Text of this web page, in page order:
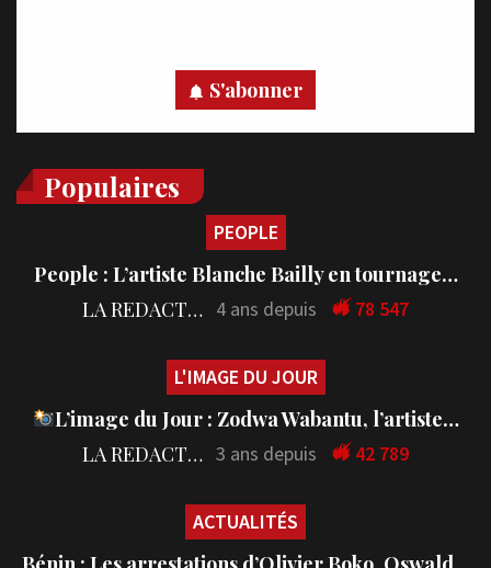
S'abonner
Populaires
PEOPLE
People : L’artiste Blanche Bailly en tournage…
LA REDACTION 4 ans depuis 78 547
L'IMAGE DU JOUR
L’image du Jour : Zodwa Wabantu, l’artiste…
LA REDACTION 3 ans depuis 42 789
ACTUALITÉS